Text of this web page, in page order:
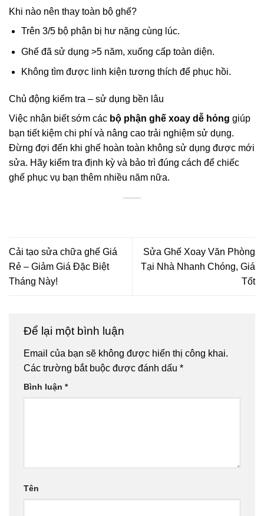
Khi nào nên thay toàn bộ ghế?
Trên 3/5 bộ phận bị hư nặng cùng lúc.
Ghế đã sử dụng >5 năm, xuống cấp toàn diện.
Không tìm được linh kiện tương thích để phục hồi.
Chủ động kiểm tra – sử dụng bền lâu
Việc nhận biết sớm các bộ phận ghế xoay dễ hỏng giúp
bạn tiết kiệm chi phí và nâng cao trải nghiệm sử dụng.
Đừng đợi đến khi ghế hoàn toàn không sử dụng được mới
sửa. Hãy kiểm tra định kỳ và bảo trì đúng cách để chiếc
ghế phục vụ bạn thêm nhiều năm nữa.
Cải tạo sửa chữa ghế Giá
Rẻ – Giảm Giá Đặc Biệt
Tháng Này!
Sửa Ghế Xoay Văn Phòng
Tại Nhà Nhanh Chóng, Giá
Tốt
Để lại một bình luận
Email của bạn sẽ không được hiển thị công khai.
Các trường bắt buộc được đánh dấu *
Bình luận *
Tên